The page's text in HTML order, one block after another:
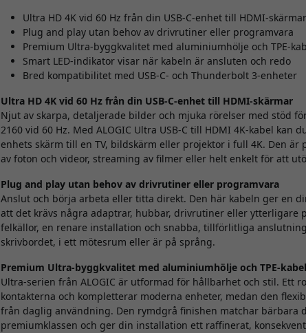
Ultra HD 4K vid 60 Hz från din USB-C-enhet till HDMI-skärmar
Plug and play utan behov av drivrutiner eller programvara
Premium Ultra-byggkvalitet med aluminiumhölje och TPE-
Smart LED-indikator visar när kabeln är ansluten och redo
Bred kompatibilitet med USB-C- och Thunderbolt 3-enheter
Ultra HD 4K vid 60 Hz från din USB-C-enhet till HDMI-skärmar
Njut av skarpa, detaljerade bilder och mjuka rörelser med stöd
2160 vid 60 Hz. Med ALOGIC Ultra USB-C till HDMI 4K-kabel kan
enhets skärm till en TV, bildskärm eller projektor i full 4K. Den
av foton och videor, streaming av filmer eller helt enkelt för att
Plug and play utan behov av drivrutiner eller programvara
Anslut och börja arbeta eller titta direkt. Den här kabeln ger en
att det krävs några adaptrar, hubbar, drivrutiner eller ytterligare
felkällor, en renare installation och snabba, tillförlitliga
skrivbordet, i ett mötesrum eller är på språng.
Premium Ultra-byggkvalitet med aluminiumhölje och TPE-
Ultra-serien från ALOGIC är utformad för hållbarhet och stil. Ett
kontakterna och kompletterar moderna enheter, medan den
från daglig användning. Den rymdgrå finishen matchar bärbara
premiumklassen och ger din installation ett raffinerat,